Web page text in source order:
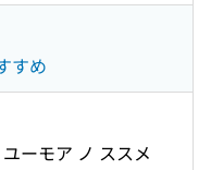
すめ
ーモア ノ ススメ